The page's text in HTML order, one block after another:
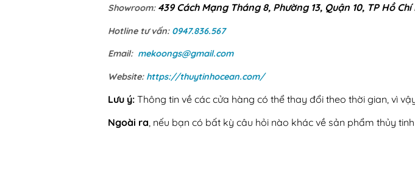
Showroom: 439 Cách Mạng Tháng 8, Phường 13, Quận 10, TP Hồ Chí
Hotline tư vấn: 0947.836.567
Email: mekoongs@gmail.com
Website: https://thuytinhocean.com/
Lưu ý: Thông tin về các cửa hàng có thể thay đổi theo thời gian, vì
Ngoài ra , nếu bạn có bất kỳ câu hỏi nào khác về sản phẩm thủy